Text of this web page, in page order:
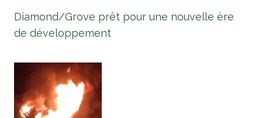
Diamond/Grove prêt pour une nouvelle ère
de développement